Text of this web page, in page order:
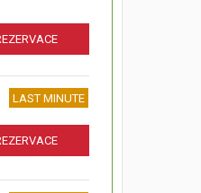
LAST MINUTE